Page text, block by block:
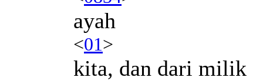
ayah
<01>
kita, dan dari milik